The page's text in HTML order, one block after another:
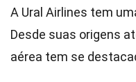
A Ural Airlines tem
Desde suas origens
aérea tem se